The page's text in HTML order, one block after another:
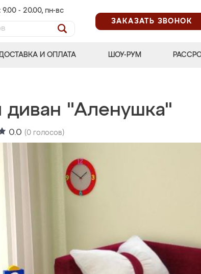
9.00 - 20.00, пн-вс
ЗАКАЗАТЬ ЗВОНОК
И ОПЛАТА ШОУ-РУМ
диван "Аленушка"
0.0 (0 голосов)